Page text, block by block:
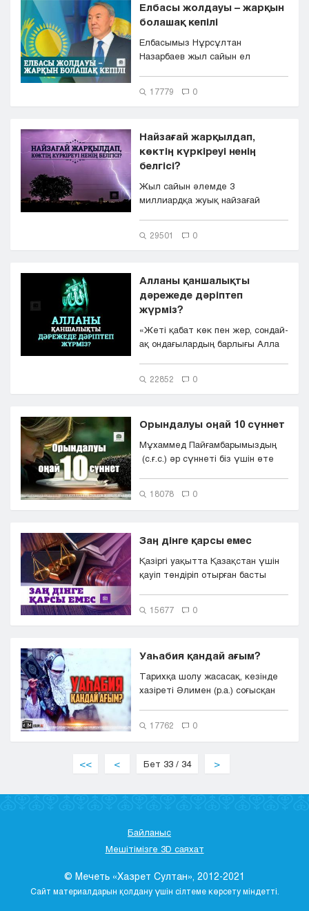
Елбасы жолдауы – жарқын
болашақ кепілі
Елбасымыз Нұрсұлтан
Назарбаев жыл сайын ел
17779 0
Найзағай жарқылдап,
көктің күркіреуі ненің
белгісі?
Жыл сайын әлемде 3
миллиардқа жуық найзағай
29501 0
Алланы қаншалықты
дәрежеде дәріптеп
жүрміз?
«Жеті қабат көк пен жер, сондай-
ақ ондағылардың барлығы Алла
22852 0
Орындалуы оңай 10 сүннет
Мұхаммед Пайғамбарымыздың
(с.ғ.с.) әр сүннеті біз үшін өте
18078 0
Заң дінге қарсы емес
Қазіргі уақытта Қазақстан үшін
қауіп төндіріп отырған басты
15677 0
Уаһабия қандай ағым?
Тарихқа шолу жасасақ, кезінде
хазіреті Әлимен (р.а.) соғысқан
17762 0
<< < Бет 33 / 34 >
Байланыс
Мешітімізге 3D саяхат
© Мечеть «Хазрет Султан», 2012-2021
Сайт материалдарын қолдану үшін сілтеме көрсету міндетті.